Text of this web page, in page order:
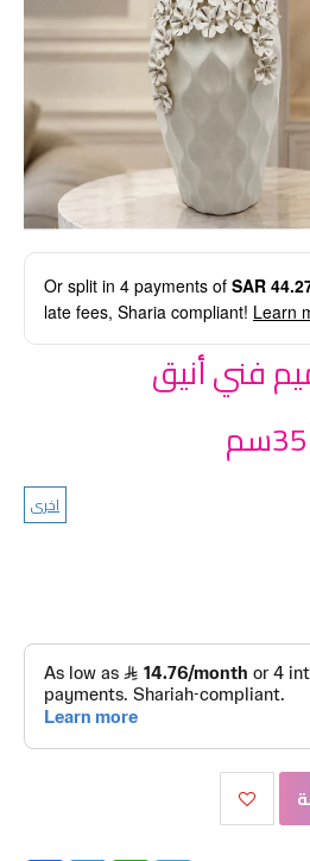
Or split in 4 payments of SAR
late fees, Sharia compliant! Learn
فني أنيق
اخرى